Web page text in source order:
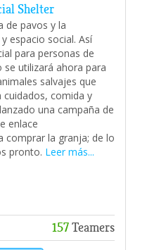
Shelter
de pavos y la
espacio social. Así
para personas de
se utilizará ahora para
salvajes que
cuidados, comida y
una campaña de
enlace
comprar la granja; de lo
pronto. Leer más...
157Teamers